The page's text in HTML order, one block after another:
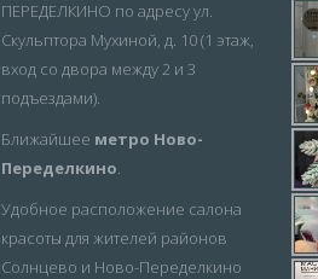
ПЕРЕДЕЛКИНО по адресу ул.
Скульптора Мухиной, д. 10 (1 этаж,
вход со двора между 2 и 3
подъездами).
Ближайшее метро Ново-
Переделкино.
Удобное расположение салона
красоты для жителей районов
Солнцево и Ново-Переделкино